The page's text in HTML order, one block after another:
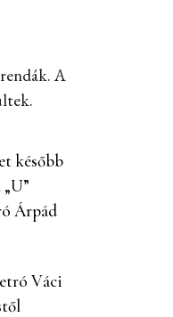
A
később
Árpád
Váci